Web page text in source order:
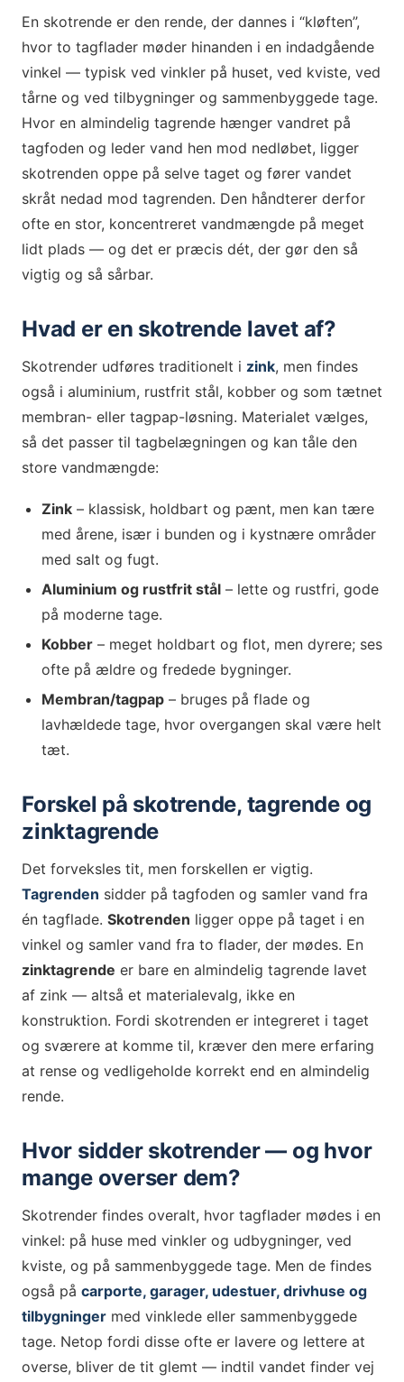
En skotrende er den rende, der dannes i “kløften”,
hvor to tagflader møder hinanden i en indadgående
vinkel — typisk ved vinkler på huset, ved kviste, ved
tårne og ved tilbygninger og sammenbyggede tage.
Hvor en almindelig tagrende hænger vandret på
tagfoden og leder vand hen mod nedløbet, ligger
skotrenden oppe på selve taget og fører vandet
skråt nedad mod tagrenden. Den håndterer derfor
ofte en stor, koncentreret vandmængde på meget
lidt plads — og det er præcis dét, der gør den så
vigtig og så sårbar.
Hvad er en skotrende lavet af?
Skotrender udføres traditionelt i zink, men findes
også i aluminium, rustfrit stål, kobber og som tætnet
membran- eller tagpap-løsning. Materialet vælges,
så det passer til tagbelægningen og kan tåle den
store vandmængde:
Zink– klassisk, holdbart og pænt, men kan tære
med årene, især i bunden og i kystnære områder
med salt og fugt.
Aluminium og rustfrit stål– lette og rustfri, gode
på moderne tage.
Kobber– meget holdbart og flot, men dyrere; ses
ofte på ældre og fredede bygninger.
Membran/tagpap– bruges på flade og
lavhældede tage, hvor overgangen skal være helt
tæt.
Forskel på skotrende, tagrende og
zinktagrende
Det forveksles tit, men forskellen er vigtig.
Tagrenden sidder på tagfoden og samler vand fra
én tagflade. Skotrenden ligger oppe på taget i en
vinkel og samler vand fra to flader, der mødes. En
zinktagrende er bare en almindelig tagrende lavet
af zink — altså et materialevalg, ikke en
konstruktion. Fordi skotrenden er integreret i taget
og sværere at komme til, kræver den mere erfaring
at rense og vedligeholde korrekt end en almindelig
rende.
Hvor sidder skotrender — og hvor
mange overser dem?
Skotrender findes overalt, hvor tagflader mødes i en
vinkel: på huse med vinkler og udbygninger, ved
kviste, og på sammenbyggede tage. Men de findes
også på carporte, garager, udestuer, drivhuse og
tilbygninger med vinklede eller sammenbyggede
tage. Netop fordi disse ofte er lavere og lettere at
overse, bliver de tit glemt — indtil vandet finder vej